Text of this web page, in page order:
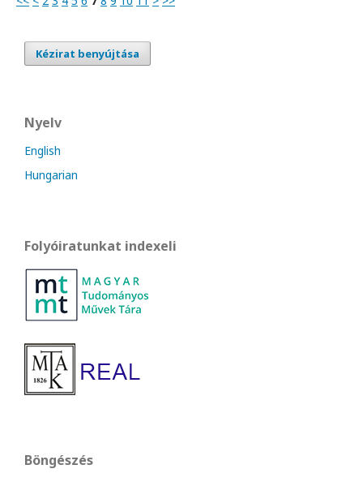
Kézirat benyújtása
Nyelv
English
Hungarian
Folyóiratunkat indexeli
Böngészés